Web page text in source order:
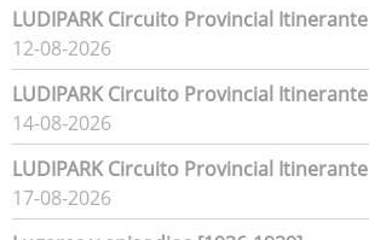
LUDIPARK Circuito Provincial Itinerante
12-08-2026
LUDIPARK Circuito Provincial Itinerante
14-08-2026
LUDIPARK Circuito Provincial Itinerante
17-08-2026